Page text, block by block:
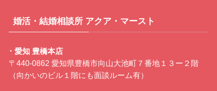
婚活・結婚相談所 アクア・マースト
･ 愛知 豊橋本店
〒440-0862 愛知県豊橋市向山大池町７番地１３ー２階
（向かいのビル１階にも面談ルーム有）